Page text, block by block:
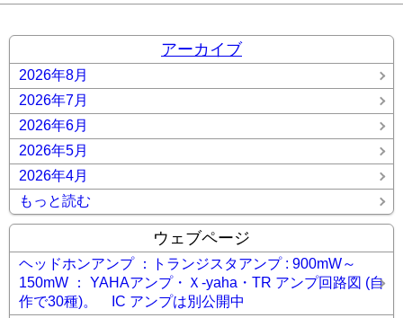
アーカイブ
2026年8月
2026年7月
2026年6月
2026年5月
2026年4月
もっと読む
ウェブページ
ヘッドホンアンプ ：トランジスタアンプ : 900mW～
150mW ： YAHAアンプ・Ｘ-yaha・TR アンプ回路図 (自
作で30種)。 IC アンプは別公開中